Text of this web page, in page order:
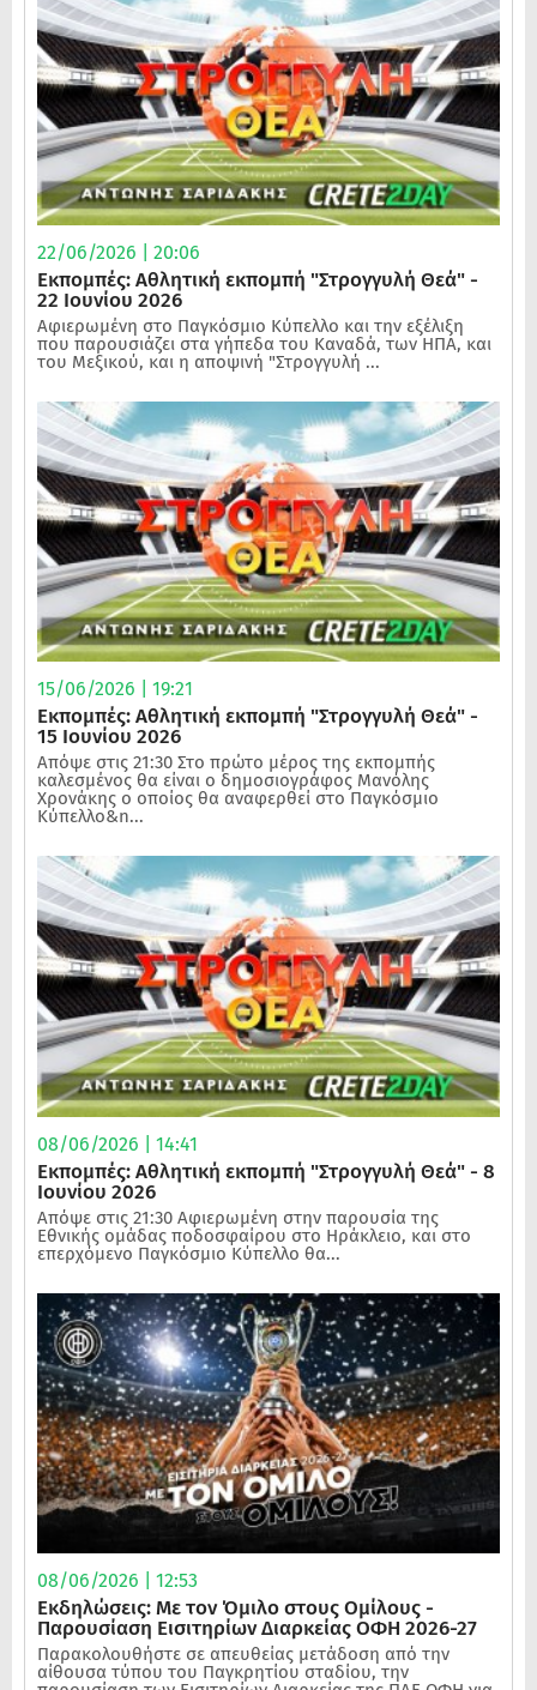
22/06/2026 | 20:06
Εκπομπές: Αθλητική εκπομπή "Στρογγυλή Θεά" -
22 Ιουνίου 2026
Αφιερωμένη στο Παγκόσμιο Κύπελλο και την εξέλιξη
που παρουσιάζει στα γήπεδα του Καναδά, των ΗΠΑ, και
του Μεξικού, και η αποψινή "Στρογγυλή ...
15/06/2026 | 19:21
Εκπομπές: Αθλητική εκπομπή "Στρογγυλή Θεά" -
15 Ιουνίου 2026
Απόψε στις 21:30 Στο πρώτο μέρος της εκπομπής
καλεσμένος θα είναι ο δημοσιογράφος Μανόλης
Χρονάκης ο οποίος θα αναφερθεί στο Παγκόσμιο
Κύπελλο&n...
08/06/2026 | 14:41
Εκπομπές: Αθλητική εκπομπή "Στρογγυλή Θεά" - 8
Ιουνίου 2026
Απόψε στις 21:30 Αφιερωμένη στην παρουσία της
Εθνικής ομάδας ποδοσφαίρου στο Ηράκλειο, και στο
επερχόμενο Παγκόσμιο Κύπελλο θα...
08/06/2026 | 12:53
Εκδηλώσεις: Με τον Όμιλο στους Ομίλους -
Παρουσίαση Εισιτηρίων Διαρκείας ΟΦΗ 2026-27
Παρακολουθήστε σε απευθείας μετάδοση από την
αίθουσα τύπου του Παγκρητίου σταδίου, την